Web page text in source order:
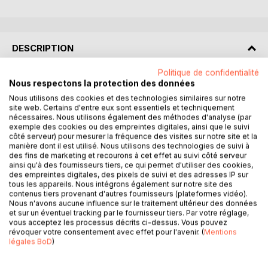
DESCRIPTION
Le père de Dagobert s'appelait comme son fils, et tous
leurs aïeux avaient porté le même nom.
De père en fils, d'oncle à neveux, les Dagobert étaient
forgerons du couvent et se mariaient.
Cela remontait à plusieurs centaines d'années, et les
gentilshommes de la province avaient coutume de dire : "Si
l'ancienneté de la race fait la noblesse, les Dagobert sont
aussi nobles que nous."
Les abbés se succédaient au couvent, les Dagobert se
transmettaient d'âge en âge et de génération en
génération leur marteau de forgeron en guise de sceptre.
Politique de confidentialité
Nous respectons la protection des données
Nous utilisons des cookies et des technologies similaires sur notre
site web. Certains d'entre eux sont essentiels et techniquement
nécessaires. Nous utilisons également des méthodes d'analyse (par
exemple des cookies ou des empreintes digitales, ainsi que le suivi
côté serveur) pour mesurer la fréquence des visites sur notre site et la
manière dont il est utilisé. Nous utilisons des technologies de suivi à
des fins de marketing et recourons à cet effet au suivi côté serveur
ainsi qu'à des fournisseurs tiers, ce qui permet d'utiliser des cookies,
des empreintes digitales, des pixels de suivi et des adresses IP sur
tous les appareils. Nous intégrons également sur notre site des
contenus tiers provenant d'autres fournisseurs (plateformes vidéo).
Nous n'avons aucune influence sur le traitement ultérieur des données
et sur un éventuel tracking par le fournisseur tiers. Par votre réglage,
vous acceptez les processus décrits ci-dessus. Vous pouvez
révoquer votre consentement avec effet pour l'avenir. (Mentions
légales BoD)